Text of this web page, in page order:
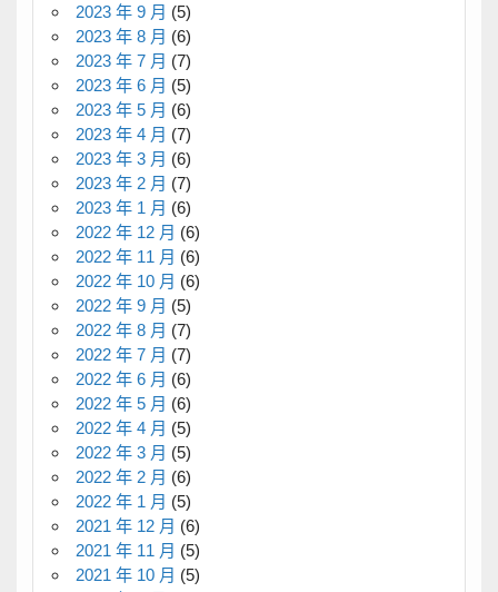
2023 年 9 月 (5)
2023 年 8 月 (6)
2023 年 7 月 (7)
2023 年 6 月 (5)
2023 年 5 月 (6)
2023 年 4 月 (7)
2023 年 3 月 (6)
2023 年 2 月 (7)
2023 年 1 月 (6)
2022 年 12 月 (6)
2022 年 11 月 (6)
2022 年 10 月 (6)
2022 年 9 月 (5)
2022 年 8 月 (7)
2022 年 7 月 (7)
2022 年 6 月 (6)
2022 年 5 月 (6)
2022 年 4 月 (5)
2022 年 3 月 (5)
2022 年 2 月 (6)
2022 年 1 月 (5)
2021 年 12 月 (6)
2021 年 11 月 (5)
2021 年 10 月 (5)